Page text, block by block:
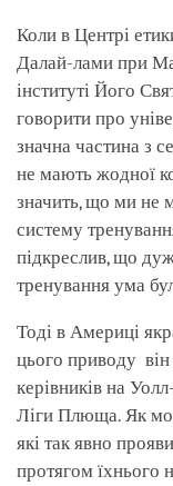
Коли в Центрі
Далай-лами при
інституті Його
говорити про
значна частина з
не мають жодної
значить, що ми не
систему
підкреслив, що
тренування ума
Тоді в Америці
цього приводу він
керівників на
Ліги Плюща. Як
які так явно
протягом їхнього